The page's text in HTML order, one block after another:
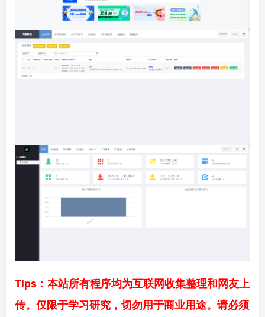
Tips：本站所有程序均为互联网收集整理和网友上
传。仅限于学习研究，切勿用于商业用途。请必须